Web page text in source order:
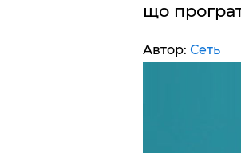
що
Автор: Сеть